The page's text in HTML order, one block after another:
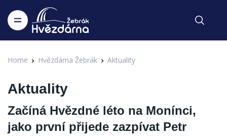
Home Hvězdárna Žebrák Aktuality
Aktuality
Začíná Hvězdné léto na Monínci,
jako první přijede zazpívat Petr